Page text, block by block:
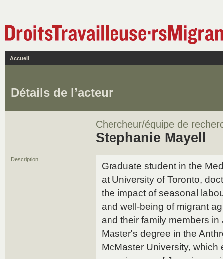
Accueil
Détails de l’acteur
Chercheur/équipe de
Stephanie Mayell
Description
Graduate student in the
at University of Toronto,
the impact of seasonal
and well-being of migrant
and their family members
Master's degree in the
McMaster University,